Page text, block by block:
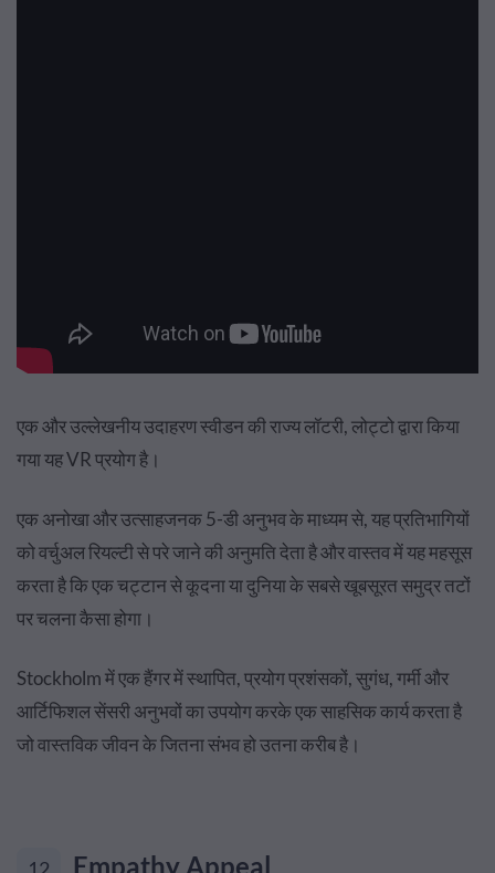
एक और उल्लेखनीय उदाहरण स्वीडन की राज्य लॉटरी, लोट्टो द्वारा किया
गया यह VR प्रयोग है।
एक अनोखा और उत्साहजनक 5-डी अनुभव के माध्यम से, यह प्रतिभागियों
को वर्चुअल रियल्टी से परे जाने की अनुमति देता है और वास्तव में यह महसूस
करता है कि एक चट्टान से कूदना या दुनिया के सबसे खूबसूरत समुद्र तटों
पर चलना कैसा होगा।
Stockholm में एक हैंगर में स्थापित, प्रयोग प्रशंसकों, सुगंध, गर्मी और
आर्टिफिशल सेंसरी अनुभवों का उपयोग करके एक साहसिक कार्य करता है
जो वास्तविक जीवन के जितना संभव हो उतना करीब है।
Empathy Appeal